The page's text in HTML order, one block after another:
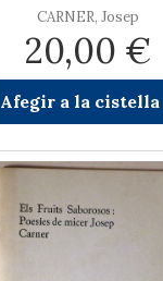
CARNER, Josep
20,00 €
Afegir a la cistella